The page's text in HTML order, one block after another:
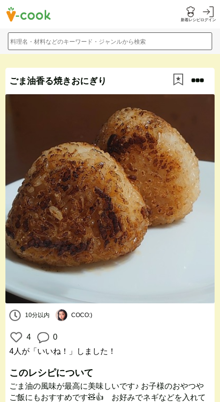
新着レシピログイン
料理名・材料などのキーワード・ジャンルから検索
ごま油香る焼きおにぎり
10分以内 COCO:)
4
0
4人 が「いいね！」しました！
このレシピについて
ごま油の風味が最高に美味しいです♪ お子様のおやつや
ご飯にもおすすめです🧸👍 お好みでネギなどを入れて